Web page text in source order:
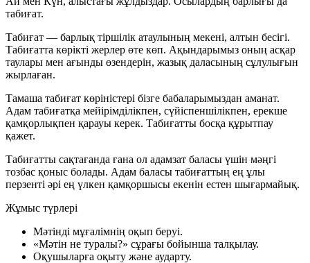
табиғат.
Табиғат — барлық тіршілік атаулының мекені, алтын бесігі.
Табиғатта көрікті жерлер өте көп. Ақындарымыз оның асқар
таулары мен ағынды өзендерін, жазық даласының сұлулығын
жырлаған.
Тамаша табиғат көріністері бізге бабаларымыздан аманат.
Адам табиғатқа мейірімділікпен, сүйіспеншілікпен, ерекше
қамқорлықпен қарауы керек. Табиғатты босқа құрытпау
қажет.
Табиғатты сақтағанда ғана ол адамзат баласы үшін мәңгі
тозбас қоныс болады. Адам баласы табиғаттың ең ұлы
перзенті әрі ең үлкен қамқоршысы екенін естен шығармайық.
Жұмыс түрлері
Мәтінді мұғалімнің оқып беруі.
«Мәтін не туралы?» сұрағы бойынша талқылау.
Оқушыларға оқыту және аударту.